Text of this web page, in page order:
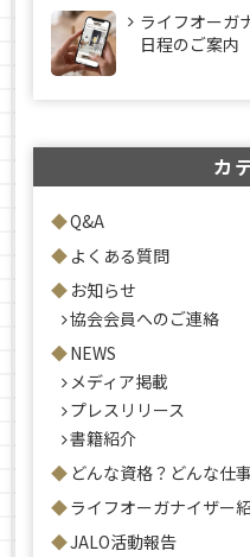
ライフオーガ
日程のご案内
カ
Q&A
よくある質問
お知らせ
協会会員へのご連絡
NEWS
メディア掲載
プレスリリース
書籍紹介
どんな資格？どんな仕
ライフオーガナイザー
JALO活動報告